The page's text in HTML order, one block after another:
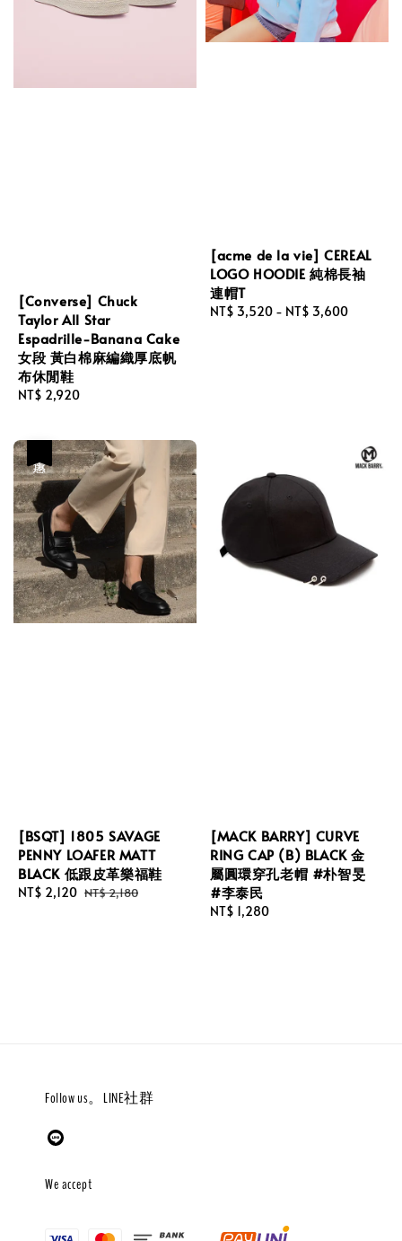
[Converse] Chuck
Taylor All Star
Espadrille-Banana Cake
女段 黃白棉麻編織厚底帆
布休閒鞋
Regular
NT$ 2,920
[acme de la vie] CEREAL
LOGO HOODIE 純棉長袖
連帽T
Regular
NT$ 3,520 - NT$ 3,600
[BSQT] 1805 SAVAGE
PENNY LOAFER MATT
BLACK 低跟皮革樂福鞋
Sale
NT$ 2,120 Regular
NT$ 2,180
[MACK BARRY] CURVE
RING CAP (B) BLACK 金
屬圓環穿孔老帽 #朴智旻
#李泰民
Regular
NT$ 1,280
Follow us。LINE社群
We accept